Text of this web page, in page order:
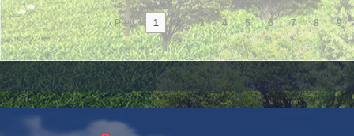
Prev 1 2 3 4 5 6 7 8 9